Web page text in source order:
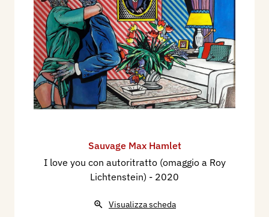
Sauvage Max Hamlet
I love you con autoritratto (omaggio a Roy
Lichtenstein) - 2020
Visualizza scheda